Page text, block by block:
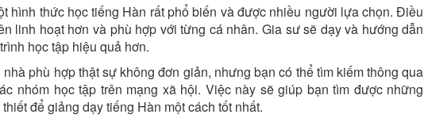
hình thức học tiếng Hàn rất phổ biến và được nhiều người lựa chọn. Điều
linh hoạt hơn và phù hợp với từng cá nhân. Gia sư sẽ dạy và hướng dẫn
học tập hiệu quả hơn.
phù hợp thật sự không đơn giản, nhưng bạn có thể tìm kiếm thông qua
nhóm học tập trên mạng xã hội. Việc này sẽ giúp bạn tìm được những
để giảng dạy tiếng Hàn một cách tốt nhất.